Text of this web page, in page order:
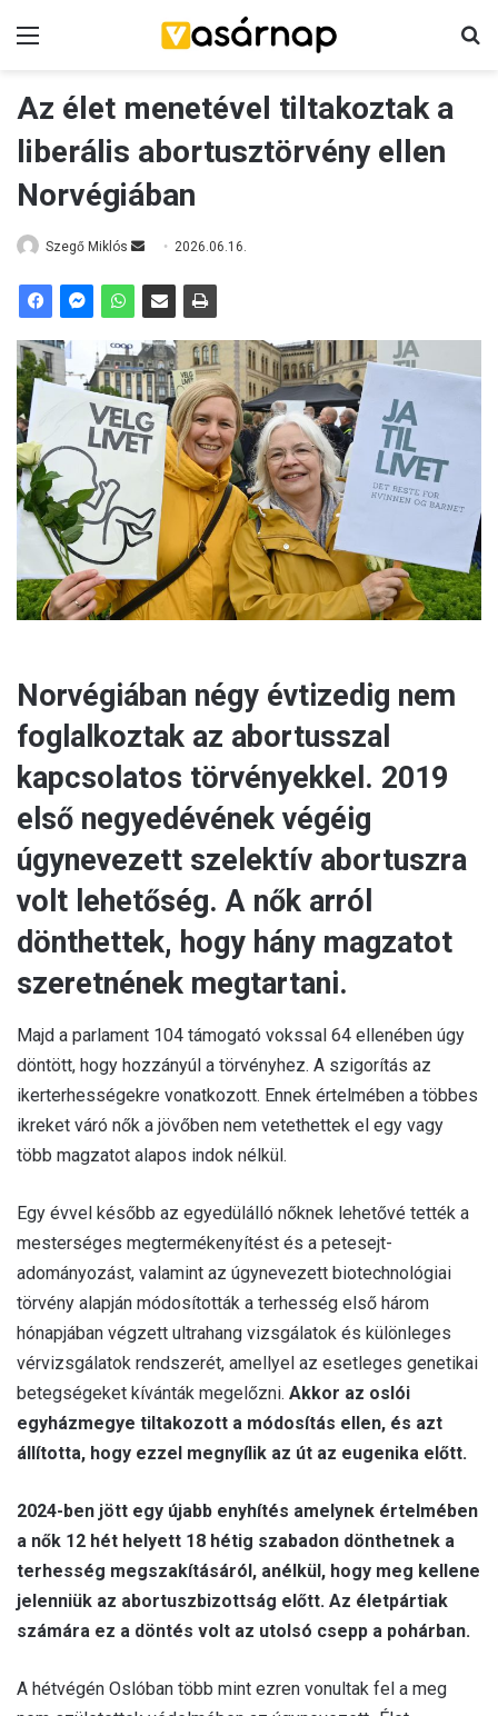
Az élet menetével tiltakoztak a
liberális abortusztörvény ellen
Norvégiában
Szegő Miklós
n
a
n
e
m
l
2026.06.16.
Norvégiában négy évtizedig nem
foglalkoztak az abortusszal
kapcsolatos törvényekkel. 2019
első negyedévének végéig
úgynevezett szelektív abortuszra
volt lehetőség. A nők arról
dönthettek, hogy hány magzatot
szeretnének megtartani.
Majd a parlament 104 támogató vokssal 64 ellenében úgy
döntött, hogy hozzányúl a törvényhez. A szigorítás az
ikerterhességekre vonatkozott. Ennek értelmében a többes
ikreket váró nők a jövőben nem vetethettek el egy vagy
több magzatot alapos indok nélkül.
Egy évvel később az egyedülálló nőknek lehetővé tették a
mesterséges megtermékenyítést és a petesejt-
adományozást, valamint az úgynevezett biotechnológiai
törvény alapján módosították a terhesség első három
hónapjában végzett ultrahang vizsgálatok és különleges
vérvizsgálatok rendszerét, amellyel az esetleges genetikai
betegségeket kívánták megelőzni. Akkor az oslói
egyházmegye tiltakozott a módosítás ellen, és azt
állította, hogy ezzel megnyílik az út az eugenika előtt.
2024-ben jött egy újabb enyhítés amelynek értelmében
a nők 12 hét helyett 18 hétig szabadon dönthetnek a
terhesség megszakításáról, anélkül, hogy meg kellene
jelenniük az abortuszbizottság előtt. Az életpártiak
számára ez a döntés volt az utolsó csepp a pohárban.
A hétvégén Oslóban több mint ezren vonultak fel a meg